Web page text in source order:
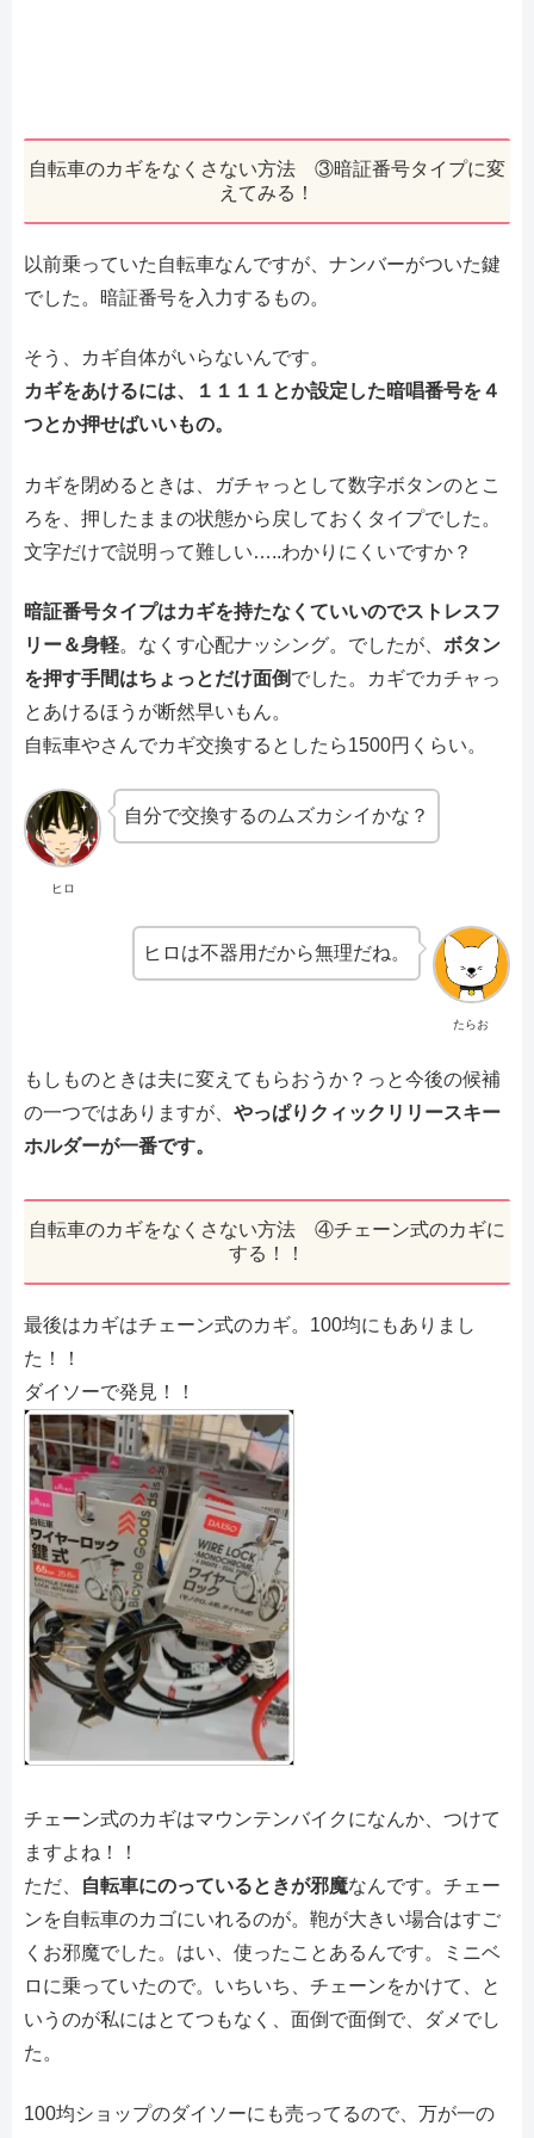
自転車のカギをなくさない方法 ③暗証番号タイプに変
えてみる！
以前乗っていた自転車なんですが、ナンバーがついた鍵
でした。暗証番号を入力するもの。
そう、カギ自体がいらないんです。
カギをあけるには、１１１１とか設定した暗唱番号を４
つとか押せばいいもの。
カギを閉めるときは、ガチャっとして数字ボタンのとこ
ろを、押したままの状態から戻しておくタイプでした。
文字だけで説明って難しい…..わかりにくいですか？
暗証番号タイプはカギを持たなくていいのでストレスフ
リー＆身軽。なくす心配ナッシング。でしたが、 ボタン
を押す手間はちょっとだけ面倒でした。カギでカチャっ
とあけるほうが断然早いもん。
自転車やさんでカギ交換するとしたら1500円くらい。
ヒロ
自分で交換するのムズカシイかな？
たらお
ヒロは不器用だから無理だね。
もしものときは夫に変えてもらおうか？っと今後の候補
の一つではありますが、 やっぱりクィックリリースキー
ホルダーが一番です。
自転車のカギをなくさない方法 ④チェーン式のカギに
する！！
最後はカギはチェーン式のカギ。100均にもありまし
た！！
ダイソーで発見！！
チェーン式のカギはマウンテンバイクになんか、つけて
ますよね！！
ただ、
自転車にのっているときが邪魔なんです。チェー
ンを自転車のカゴにいれるのが。鞄が大きい場合はすご
くお邪魔でした。はい、使ったことあるんです。ミニベ
ロに乗っていたので。いちいち、チェーンをかけて、と
いうのが私にはとてつもなく、面倒で面倒で、ダメでし
た。
100均ショップのダイソーにも売ってるので、万が一の